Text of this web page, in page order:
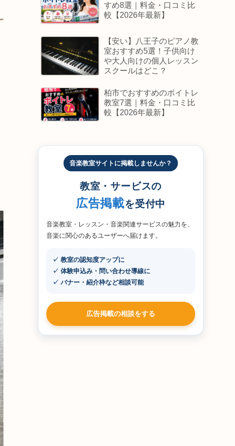
すめ8選｜料金・口コミ比
較【2026年最新】
【安い】八王子のピアノ教
室おすすめ5選！子供向け
や大人向けの個人レッスン
スクールはどこ？
柏市でおすすめのボイトレ
教室7選｜料金・口コミ比
較【2026年最新】
音楽教室サイトに掲載しませんか？
教室・サービスの
広告掲載を受付中
音楽教室・レッスン・音楽関連サービスの魅力を、
音楽に関心のあるユーザーへ届けます。
✓ 教室の認知度アップに
✓ 体験申込み・問い合わせ導線に
✓ バナー・紹介枠など相談可能
広告掲載の相談をする